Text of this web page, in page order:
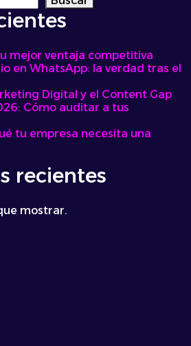
mejor ventaja competitiva
en WhatsApp: la verdad tras el
Digital y el Content Gap
Cómo auditar a tus
tu empresa necesita una
recientes
mostrar.